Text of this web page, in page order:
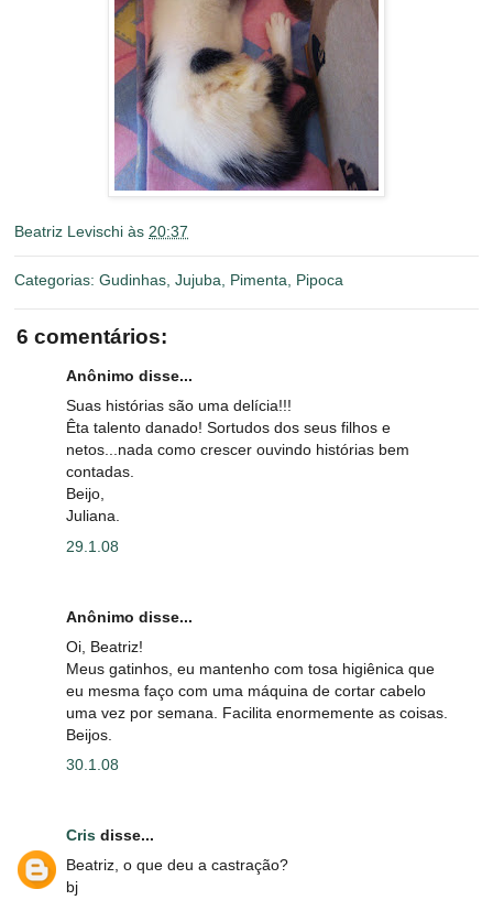
Beatriz Levischi às 20:37
Categorias: Gudinhas Jujuba Pimenta Pipoca
6 comentários:
Anônimo disse...
Suas histórias são uma delícia!!!
Êta talento danado! Sortudos dos seus filhos e
netos...nada como crescer ouvindo histórias bem
contadas.
Beijo,
Juliana.
29.1.08
Anônimo disse...
Oi, Beatriz!
Meus gatinhos, eu mantenho com tosa higiênica que
eu mesma faço com uma máquina de cortar cabelo
uma vez por semana. Facilita enormemente as coisas.
Beijos.
30.1.08
Cris disse...
Beatriz, o que deu a castração?
bj